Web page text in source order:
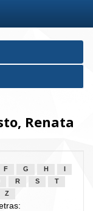
Renata
F G H
R S
T
Z